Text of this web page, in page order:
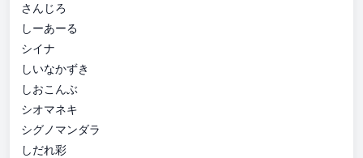
さんじろ
しーあーる
シイナ
しいなかずき
しおこんぶ
シオマネキ
シグノマンダラ
しだれ彩